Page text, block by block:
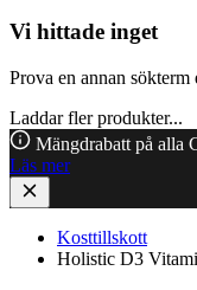
Vi hittade inget
Prova en annan
Laddar fler produkter...
Mängdrabatt på alla
Läs mer
Kosttillskott
Holistic D3